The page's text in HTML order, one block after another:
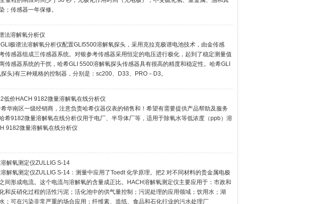
；传感器一年保修。
法溶解氧分析仪
极谱法溶解氧分析仪配置GLI5500溶解氧探头，采用克拉克极谱电池技术，由金传感
传感器组成三传感器系统。对银参考传感器采用恒定的电压进行极化，起到了稳定测量值
传感器系统的干扰，哈希GLI 5500溶解氧探头传感器具有很高的精度和稳定性。哈希GLI
头)有三种规格的控制器，分别是：sc200、D33、PRO－D3。
低价HACH 9182微量溶解氧在线分析仪
华南区一级经销商，注意负责哈希仪器仪表的销售和！希望有需要提供产品帮助及服务
希9182微量溶解氧在线分析仪用于电厂、半导体厂等，适用于除氧水等低浓度（ppb）溶
9182微量溶解氧在线分析仪
解氧测定仪ZULLIG S-14
解氧测定仪ZULLIG S-14：测量中应用了Toedt 化学原理。把2 对不同材料的贵金属电极
间形成电流。这个电流与溶解氧的含量成正比。HACH溶解氧测定仪主要应用于：市政和
和反硝化过程的活性污泥；活化池中的供气量控制；污泥处理的应用领域；饮用水；湖
；可在污染非常严重的场合应用；纤维素、造纸、食品和石化行业的污水处理厂